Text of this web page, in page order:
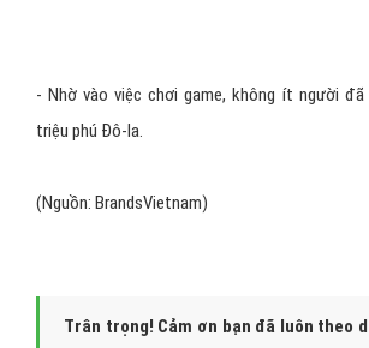
-Nhờ vào việc chơi game, không ít người
triệu phú Đô-la.
(Nguồn: BrandsVietnam)
Trân trọng! Cảm ơn bạn đã luôn theo